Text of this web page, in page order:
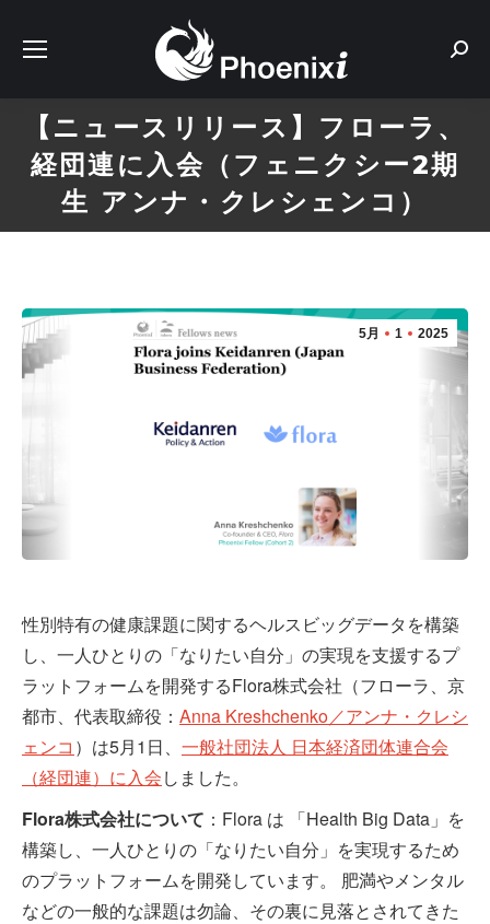
【ニュースリリース】フローラ、
経団連に入会（フェニクシー2期
生 アンナ・クレシェンコ）
5月 1 2025
性別特有の健康課題に関するヘルスビッグデータを構築
し、一人ひとりの「なりたい自分」の実現を支援するプ
ラットフォームを開発するFlora株式会社（フローラ、京
都市、代表取締役： Anna Kreshchenko／アンナ・クレシ
ェンコ ）は5月1日、 一般社団法人 日本経済団体連合会
（経団連）に入会しました。
Flora株式会社について ：Flora は 「Health Big Data」を
構築し、一人ひとりの「なりたい自分」を実現するため
のプラットフォームを開発しています。 肥満やメンタル
などの一般的な課題は勿論、その裏に見落とされてきた